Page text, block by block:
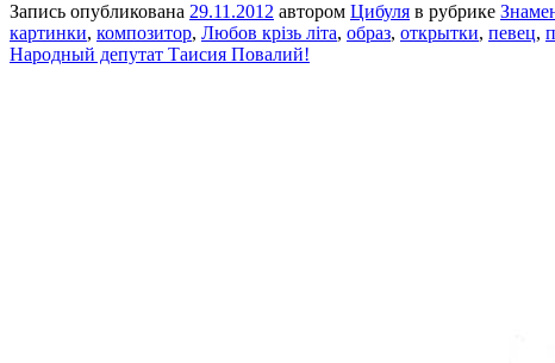
Запись опубликована 29.11.2012 автором Цибуля в рубрике
картинки, композитор, Любов крізь літа, образ, открытки, певец,
Народный депутат Таисия Повалий!